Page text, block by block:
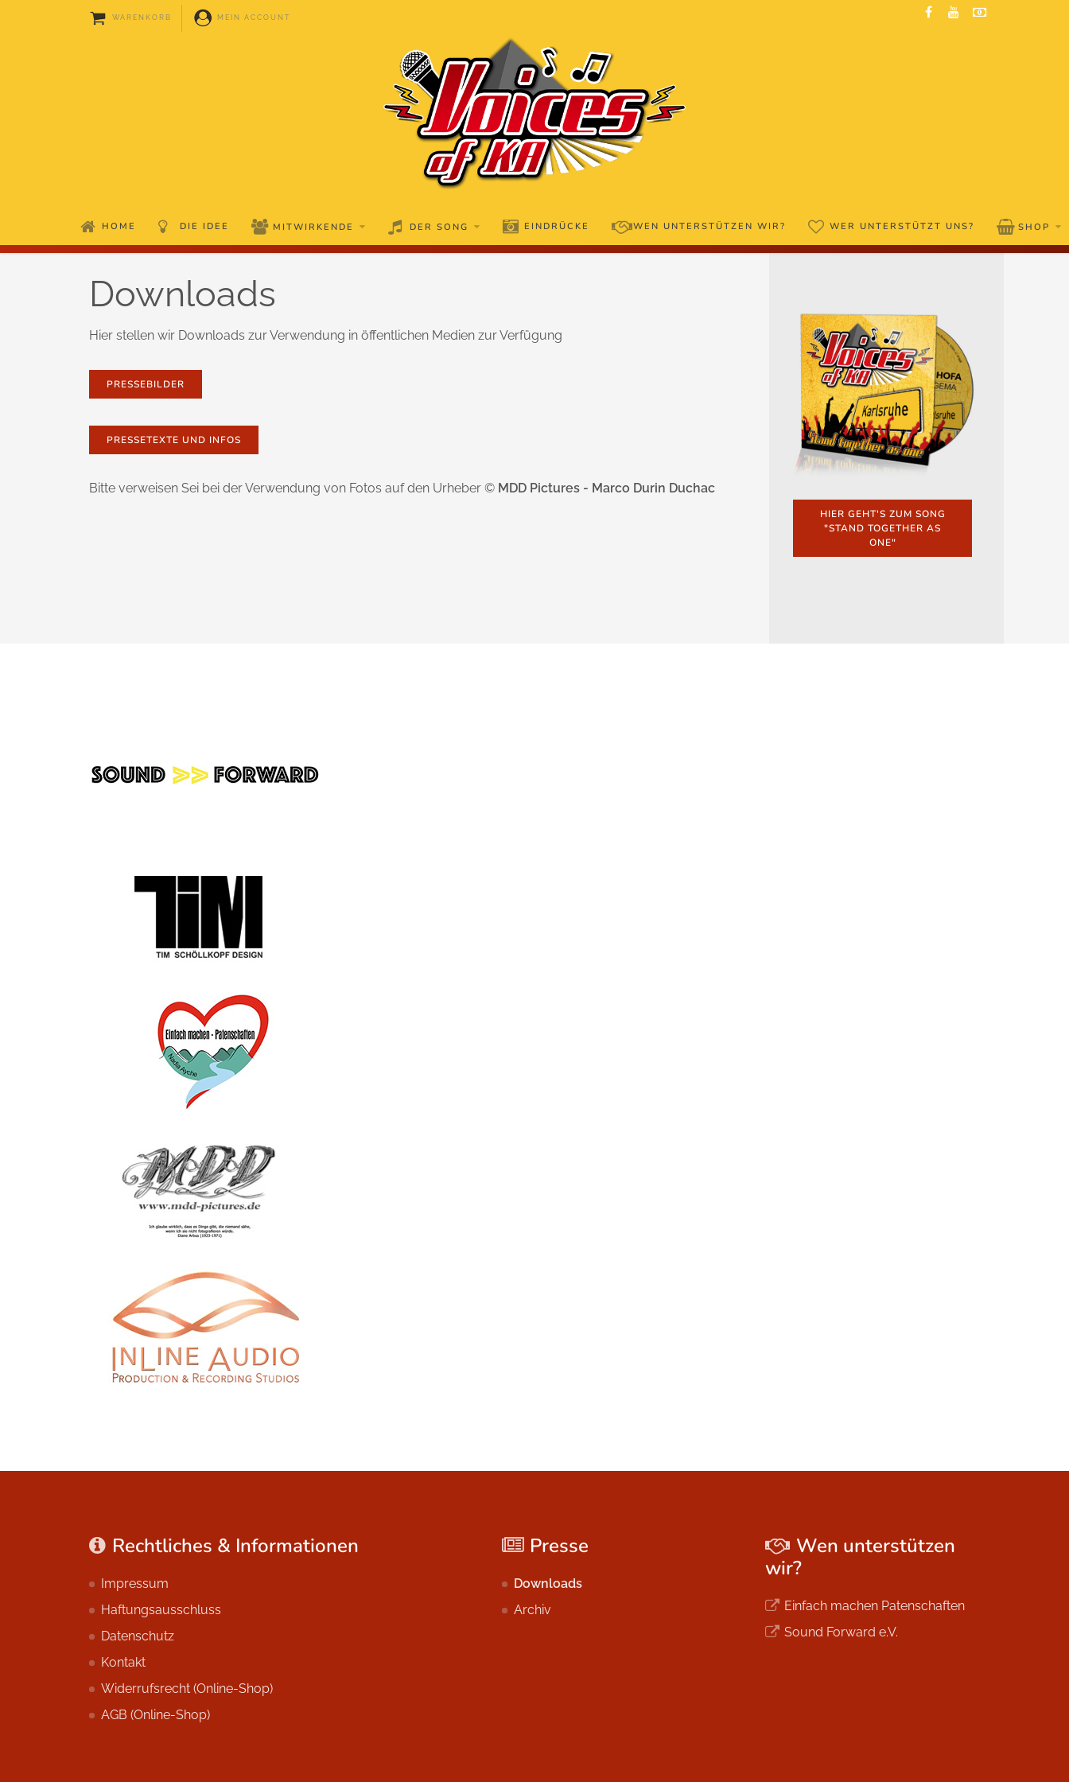
WARENKORB MEIN ACCOUNT
HOME DIE IDEE MITWIRKENDE DER SONG EINDRÜCKE WEN UNTERSTÜTZEN WIR? WER UNTERSTÜTZT UNS? SHOP
HIER GEHT'S ZUM SONG
"STAND TOGETHER AS
ONE"
Downloads
Hier stellen wir Downloads zur Verwendung in öffentlichen Medien zur Verfügung
PRESSEBILDER
PRESSETEXTE UND INFOS
Bitte verweisen Sei bei der Verwendung von Fotos auf den Urheber © MDD Pictures - Marco Durin Duchac
Rechtliches & Informationen
Impressum
Haftungsausschluss
Datenschutz
Kontakt
Widerrufsrecht (Online-Shop)
AGB (Online-Shop)
Presse
Downloads
Archiv
Wen unterstützen
wir?
Einfach machen Patenschaften
Sound Forward e.V.